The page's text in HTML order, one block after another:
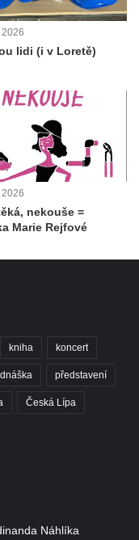
2026
lidi (i v Loretě)
2026
nekouše =
Marie Rejfové
kniha koncert
představení
Česká Lípa
Náhlíka